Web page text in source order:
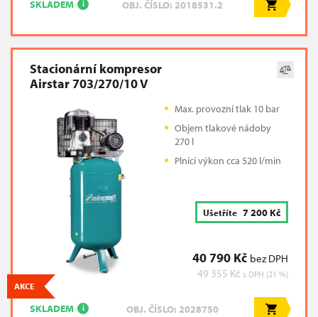
SKLADEM i OBJ. ČÍSLO: 2018531.2
Stacionární kompresor
Airstar 703/270/10 V
Max. provozní tlak 10 bar
Objem tlakové nádoby
270 l
Plnící výkon cca 520 l/min
Ušetříte 7 200 Kč
40 790 Kč bez DPH
49 355 Kč s DPH (21 %)
AKCE
SKLADEM i OBJ. ČÍSLO: 2028750